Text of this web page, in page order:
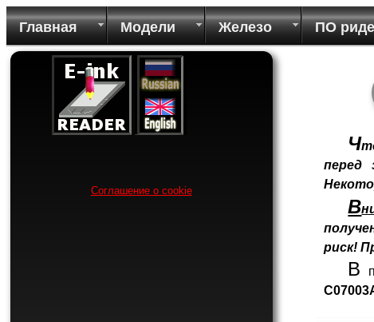
Главная Модели Железо ПО
Ч
перед
В
риск!
В
Соглашение о cookie